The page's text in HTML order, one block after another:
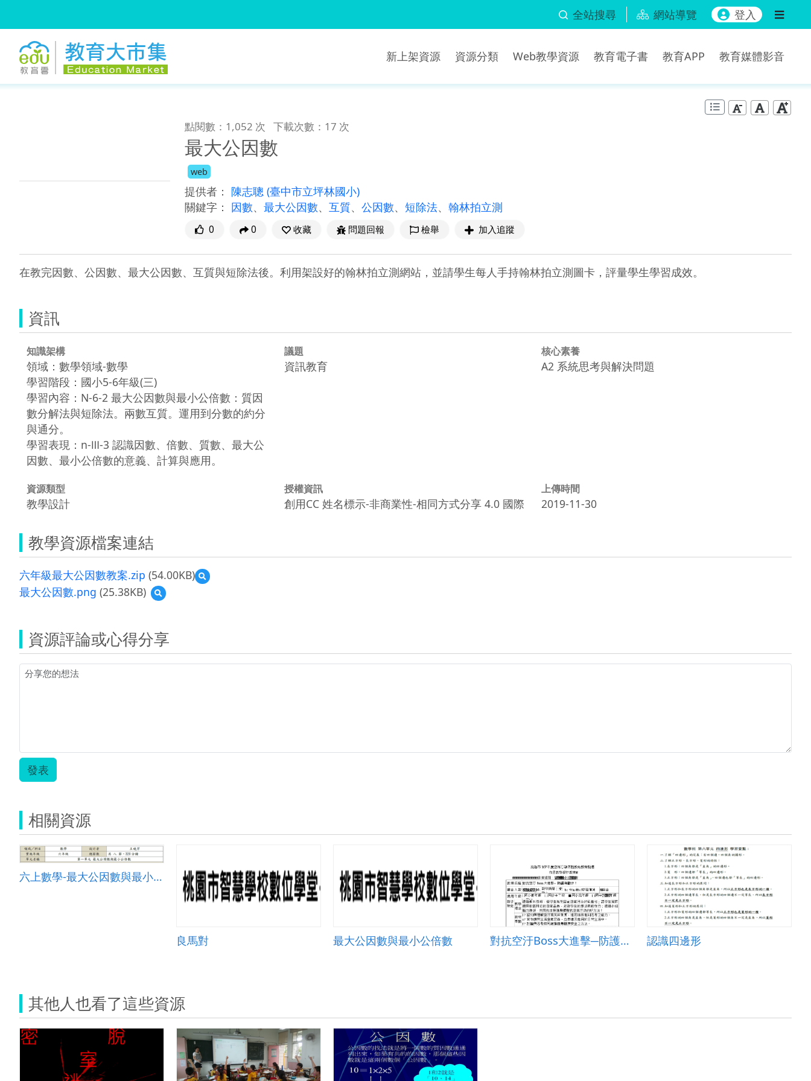
全站搜尋 網站導覽 登入
新上架資源 資源分類 Web教學資源 教育電子書 教育APP 教育媒體影音
點閱數：1,052 次 下載次數：17 次
最大公因數
web
提供者： 陳志聰 (臺中市立坪林國小)
關鍵字： 因數、 最大公因數、 互質、 公因數、 短除法、 翰林拍立測
0 0 收藏 問題回報 檢舉 加入追蹤
在教完因數、公因數、最大公因數、互質與短除法後。利用架設好的翰林拍立測網站，並請學生每人手持翰林拍立測圖卡，評量學生學習成效。
資訊
知識架構
領域：數學領域-數學
學習階段：國小5-6年級(三)
學習內容：N-6-2 最大公因數與最小公倍數：質因
數分解法與短除法。兩數互質。運用到分數的約分
與通分。
學習表現：n-Ⅲ-3 認識因數、倍數、質數、最大公
因數、最小公倍數的意義、計算與應用。
議題
資訊教育
核心素養
A2 系統思考與解決問題
資源類型
教學設計
授權資訊
創用CC 姓名標示-非商業性-相同方式分享 4.0 國際
上傳時間
2019-11-30
教學資源檔案連結
六年級最大公因數教案.zip (54.00KB)
預
覽
公
因
最大公因數.png (25.38KB)
預
覽
公
因
數.png
資源評論或心得分享
發表
相關資源
六上數學-最大公因數與最小公倍數
良馬對 最大公因數與最小公倍數 對抗空汙Boss大進擊─防護有撇步！ 認識四邊形
其他人也看了這些資源